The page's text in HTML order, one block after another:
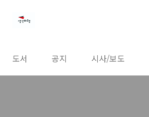
도서 공지 시사/보도